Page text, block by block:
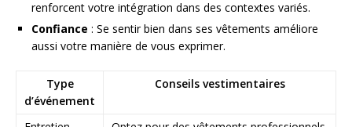
renforcent votre intégration dans des contextes variés.
Confiance : Se sentir bien dans ses vêtements améliore
aussi votre manière de vous exprimer.
Type
d’événement
Conseils vestimentaires